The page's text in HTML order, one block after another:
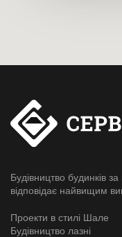
Будівництво будинків
відповідає найвищим
Проекти в стилі Шале
Будівництво лазні